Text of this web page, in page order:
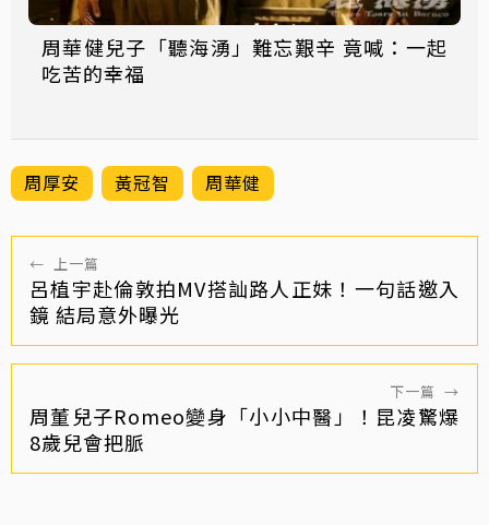
周華健兒子「聽海湧」難忘艱辛 竟喊：一起
吃苦的幸福
周厚安 黃冠智 周華健
← 上一篇
呂植宇赴倫敦拍MV搭訕路人正妹！一句話邀入
鏡 結局意外曝光
下一篇 →
周董兒子Romeo變身「小小中醫」！昆凌驚爆
8歲兒會把脈